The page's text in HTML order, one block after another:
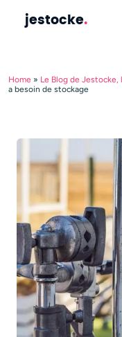
jestocke.
Home » Le Blog de
a besoin de stockage